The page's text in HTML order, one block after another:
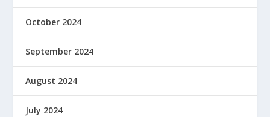
October 2024
September 2024
August 2024
July 2024